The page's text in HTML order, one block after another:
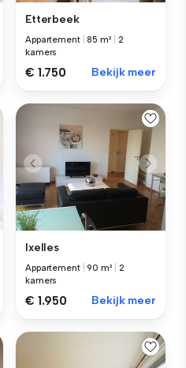
Etterbeek
Appartement |85 m²
2
kamers
€ 1.750 Bekijk meer
Ixelles
Appartement |90 m²
2
kamers
€ 1.950 Bekijk meer